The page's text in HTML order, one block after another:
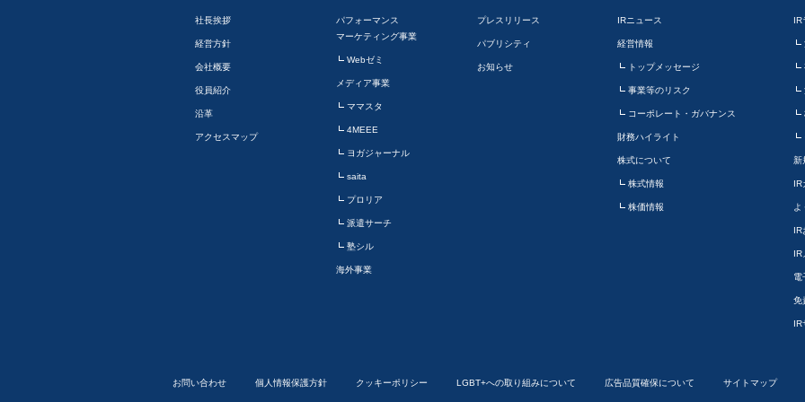
社長挨拶
経営方針
会社概要
役員紹介
沿革
アクセスマップ
パフォーマンス
マーケティング事業
Webゼミ
メディア事業
ママスタ
4MEEE
ヨガジャーナル
saita
プロリア
派遣サーチ
塾シル
海外事業
プレスリリース
パブリシティ
お知らせ
IRニュース
経営情報
トップメッセージ
事業等のリスク
コーポレート・ガバナンス
財務ハイライト
株式について
株式情報
株価情報
IR
新
IR
IR
IR
電
免
IR
お問い合わせ 個人情報保護方針 クッキーポリシー LGBT+への取り組みについて 広告品質確保について サイトマップ